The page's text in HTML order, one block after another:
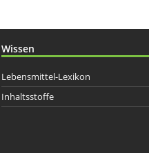
Wissen
Lebensmittel-Lexikon
Inhaltsstoffe